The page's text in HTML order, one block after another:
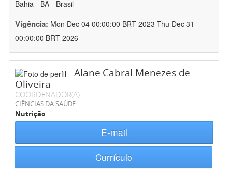
Bahia - BA - Brasil
Vigência: Mon Dec 04 00:00:00 BRT 2023-Thu Dec 31
00:00:00 BRT 2026
Alane Cabral Menezes de
Oliveira
COORDENADOR(A)
CIÊNCIAS DA SAÚDE
Nutrição
E-mail
Currículo